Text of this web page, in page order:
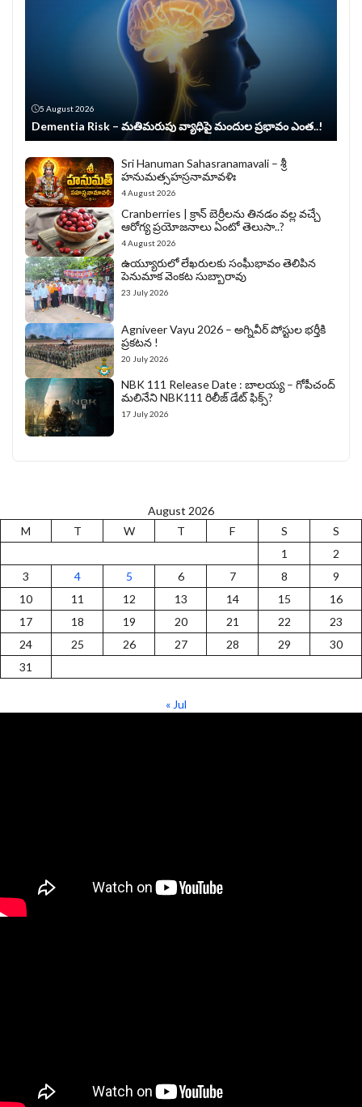
5 August 2026
Dementia Risk – మతిమరుపు వ్యాధిపై మందుల ప్రభావం ఎంత..!
Sri Hanuman Sahasranamavali – శ్రీ
హనుమత్సహస్రనామావళిః
4 August 2026
Cranberries | క్రాన్ బెర్రీల‌ను తిన‌డం వ‌ల్ల వచ్చే
ఆరోగ్య ప్రయోజనాలు ఏంటో తెలుసా..?
4 August 2026
ఉయ్యూరులో లేఖరులకు సంఘీభావం తెలిపిన
పెనుమాక వెంకట సుబ్బారావు
23 July 2026
Agniveer Vayu 2026 – అగ్నివీర్‌ పోస్టుల భర్తీకి
ప్రకటన !
20 July 2026
NBK 111 Release Date : బాలయ్య – గోపీచంద్
మలినేని NBK111 రిలీజ్ డేట్ ఫిక్స్?
17 July 2026
August 2026
M
T W T F S
S
1
2
3
4 5 6 7 8
9
10
11 12 13 14 15
16
17
18 19 20 21 22
23
24
25 26 27 28 29
30
31
« Jul